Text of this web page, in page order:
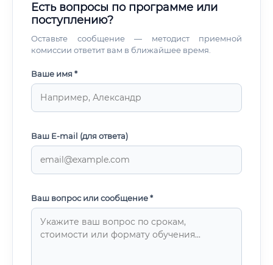
Есть вопросы по программе или
поступлению?
Оставьте сообщение — методист приемной
комиссии ответит вам в ближайшее время.
Ваше имя *
Ваш E-mail (для ответа)
Ваш вопрос или сообщение *